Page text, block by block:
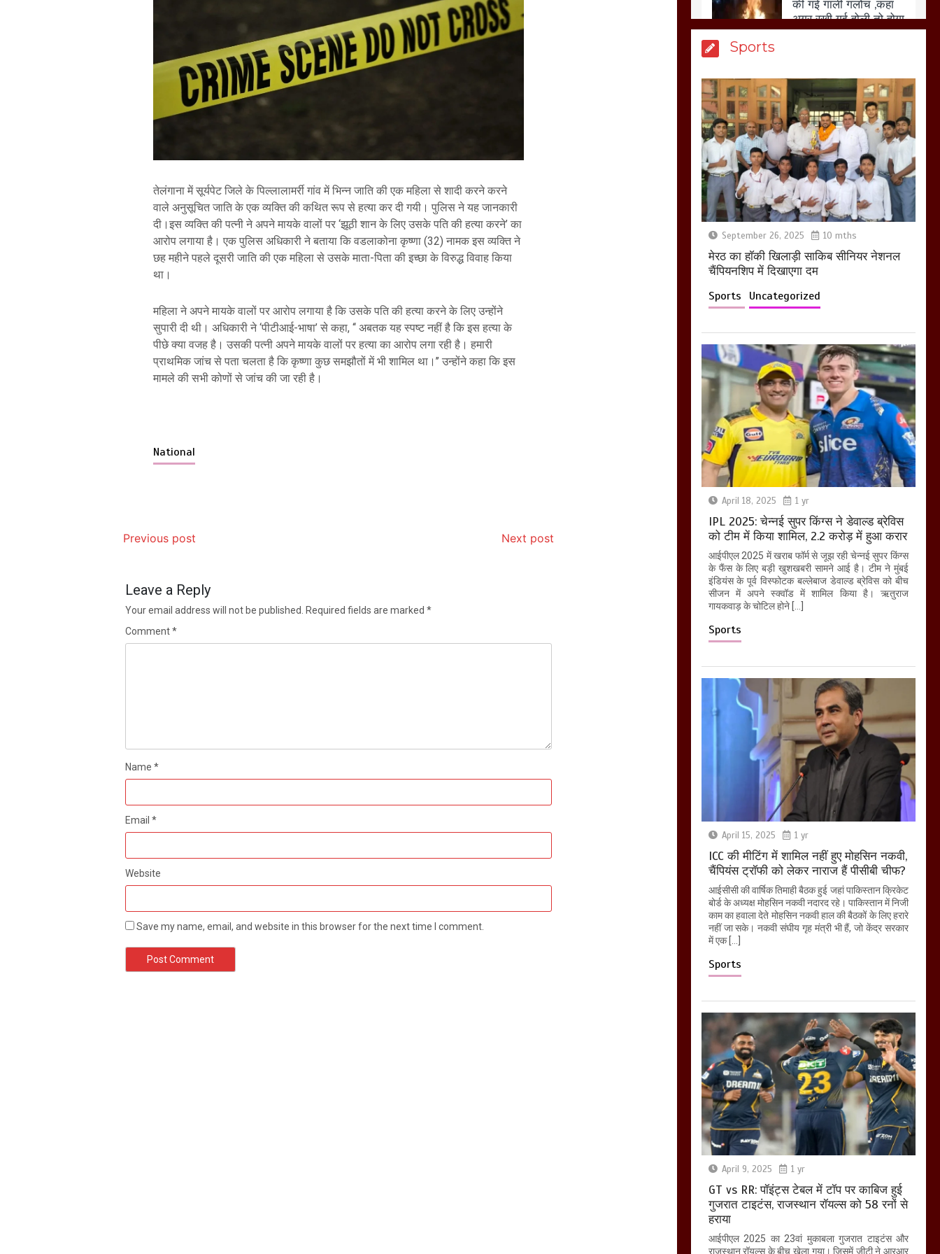
तेलंगाना में सूर्यपेट जिले के पिल्लालामर्री गांव में भिन्न जाति की एक महिला से शादी करने करने
वाले अनुसूचित जाति के एक व्यक्ति की कथित रूप से हत्या कर दी गयी। पुलिस ने यह जानकारी
दी।इस व्यक्ति की पत्नी ने अपने मायके वालों पर ‘झूठी शान के लिए उसके पति की हत्या करने’ का
आरोप लगाया है। एक पुलिस अधिकारी ने बताया कि वडलाकोना कृष्णा (32) नामक इस व्यक्ति ने
छह महीने पहले दूसरी जाति की एक महिला से उसके माता-पिता की इच्छा के विरुद्ध विवाह किया
था।
महिला ने अपने मायके वालों पर आरोप लगाया है कि उसके पति की हत्या करने के लिए उन्होंने
सुपारी दी थी। अधिकारी ने ‘पीटीआई-भाषा’ से कहा, ‘‘ अबतक यह स्पष्ट नहीं है कि इस हत्या के
पीछे क्या वजह है। उसकी पत्नी अपने मायके वालों पर हत्या का आरोप लगा रही है। हमारी
प्राथमिक जांच से पता चलता है कि कृष्णा कुछ समझौतों में भी शामिल था।’’ उन्होंने कहा कि इस
मामले की सभी कोणों से जांच की जा रही है।
National
Previous post Next post
Leave a Reply
Your email address will not be published. Required fields are marked *
Comment*
Name *
Email *
Website
Save my name, email, and website in this browser for the next time I comment.
क्या कहा मौलाना कारी
शफीकुर्रहमान रहमान ने
March 11, 2025
बिजली विभाग से परेशान
होकर बागपत में एक संत ने
सरकार को दी आमरण
अनशन की चेतावनी
March 8, 2025
Sports
September 26, 2025 10 mths
मेरठ का हाॅकी खिलाड़ी साकिब सीनियर नेशनल
चैंपियनशिप में दिखाएगा दम
Sports Uncategorized
April 18, 2025 1 yr
IPL 2025: चेन्नई सुपर किंग्स ने डेवाल्ड ब्रेविस
को टीम में किया शामिल, 2.2 करोड़ में हुआ करार
आईपीएल 2025 में खराब फॉर्म से जूझ रही चेन्नई सुपर किंग्स
के फैंस के लिए बड़ी खुशखबरी सामने आई है। टीम ने मुंबई
इंडियंस के पूर्व विस्फोटक बल्लेबाज डेवाल्ड ब्रेविस को बीच
सीजन में अपने स्क्वॉड में शामिल किया है। ऋतुराज
गायकवाड़ के चोटिल होने […]
Sports
April 15, 2025 1 yr
ICC की मीटिंग में शामिल नहीं हुए मोहसिन नकवी,
चैंपियंस ट्रॉफी को लेकर नाराज हैं पीसीबी चीफ?
आईसीसी की वार्षिक तिमाही बैठक हुई जहां पाकिस्तान क्रिकेट
बोर्ड के अध्यक्ष मोहसिन नकवी नदारद रहे। पाकिस्तान में निजी
काम का हवाला देते मोहसिन नकवी हाल की बैठकों के लिए हरारे
नहीं जा सके। नकवी संघीय गृह मंत्री भी हैं, जो केंद्र सरकार
में एक […]
Sports
April 9, 2025 1 yr
GT vs RR: पॉइंट्स टेबल में टॉप पर काबिज हुई
गुजरात टाइटंस, राजस्थान रॉयल्स को 58 रनों से
हराया
आईपीएल 2025 का 23वां मुकाबला गुजरात टाइटंस और
राजस्थान रॉयल्स के बीच खेला गया। जिसमें जीटी ने आरआर